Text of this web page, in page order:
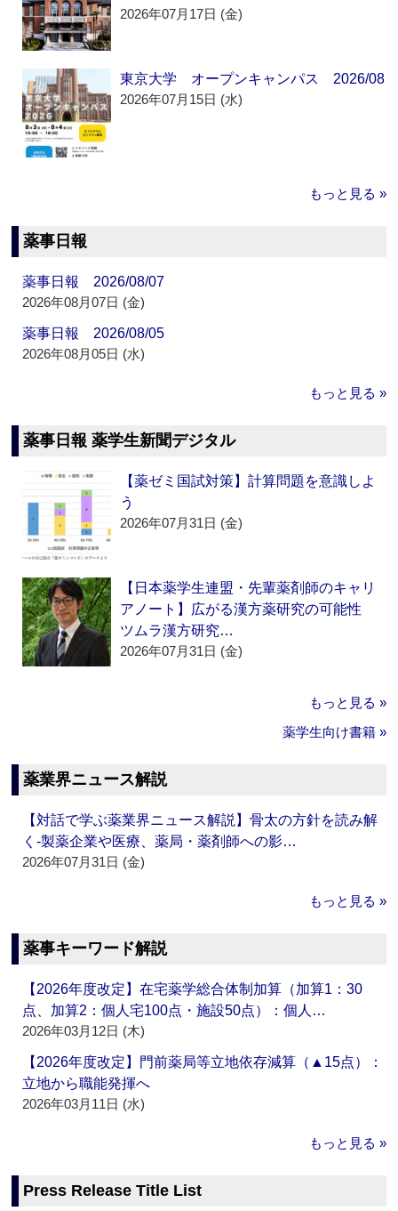
2026年07月17日 (金)
東京大学 オープンキャンパス 2026/08
2026年07月15日 (水)
もっと見る »
薬事日報
薬事日報 2026/08/07
2026年08月07日 (金)
薬事日報 2026/08/05
2026年08月05日 (水)
もっと見る »
薬事日報 薬学生新聞デジタル
【薬ゼミ国試対策】計算問題を意識しよ
う
2026年07月31日 (金)
【日本薬学生連盟・先輩薬剤師のキャリ
アノート】広がる漢方薬研究の可能性
ツムラ漢方研究…
2026年07月31日 (金)
もっと見る »
薬学生向け書籍 »
薬業界ニュース解説
【対話で学ぶ薬業界ニュース解説】骨太の方針を読み解
く‐製薬企業や医療、薬局・薬剤師への影…
2026年07月31日 (金)
もっと見る »
薬事キーワード解説
【2026年度改定】在宅薬学総合体制加算（加算1：30
点、加算2：個人宅100点・施設50点）：個人…
2026年03月12日 (木)
【2026年度改定】門前薬局等立地依存減算（▲15点）：
立地から職能発揮へ
2026年03月11日 (水)
もっと見る »
Press Release Title List